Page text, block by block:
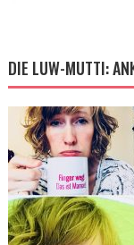
DIE LUW-MUTTI: